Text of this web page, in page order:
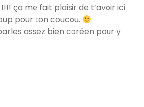
ça me fait plaisir de t’avoir ici
pour ton coucou.
assez bien coréen pour y